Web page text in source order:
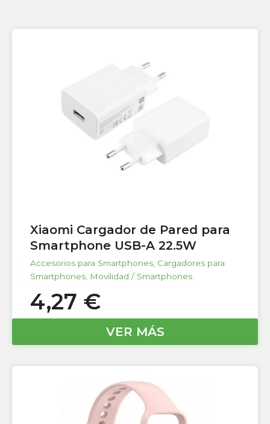
Xiaomi Cargador de Pared para
Smartphone USB-A 22.5W
Accesorios para Smartphones Cargadores para
Smartphones Movilidad / Smartphones
4,27 €
VER MÁS